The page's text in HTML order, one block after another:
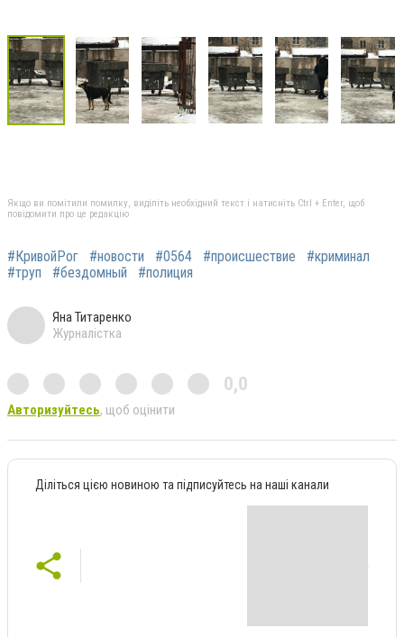
Якщо ви помітили помилку, виділіть необхідний текст і натисніть Ctrl + Enter, щоб
повідомити про це редакцію
#КривойРог #новости #0564 #происшествие
#криминал
#труп
#бездомный #полиция
Яна Титаренко
Журналістка
0,0
Авторизуйтесь, щоб оцінити
Діліться цією новиною та підписуйтесь на наші канали